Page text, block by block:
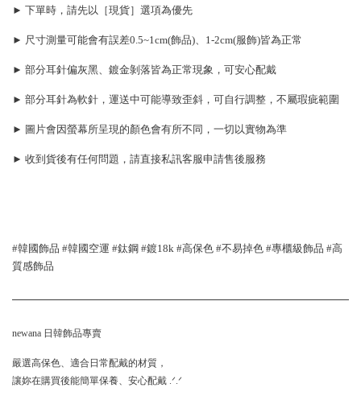
► 下單時，請先以［現貨］選項為優先
► 尺寸測量可能會有誤差0.5~1cm(飾品)、1-2cm(服飾)皆為正常
► 部分耳針偏灰黑、鍍金剝落皆為正常現象，可安心配戴
► 部分耳針為軟針，運送中可能導致歪斜，可自行調整，不屬瑕疵範圍
► 圖片會因螢幕所呈現的顏色會有所不同，一切以實物為準
► 收到貨後有任何問題，請直接私訊客服申請售後服務
#韓國飾品 #韓國空運 #鈦鋼 #鍍18k #高保色 #不易掉色 #專櫃級飾品 #高
質感飾品
newana 日韓飾品專賣
嚴選高保色、適合日常配戴的材質，
讓妳在購買後能簡單保養、安心配戴 .ᐟ.ᐟ